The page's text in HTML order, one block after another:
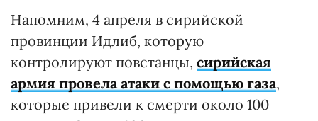
Напомним, 4 апреля в сирийской
провинции Идлиб, которую
контролируют повстанцы, сирийская
армия провела атаки с помощью газа,
которые привели к смерти около 100